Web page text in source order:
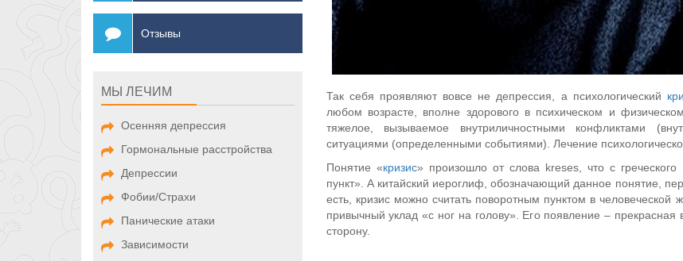
Отзывы
МЫ ЛЕЧИМ
Осенняя депрессия
Гормональные расстройства
Депрессии
Фобии/Страхи
Панические атаки
Зависимости
Так себя проявляют вовсе не депрессия, а психологический
любом возрасте, вполне здорового в психическом и
тяжелое, вызываемое внутриличностными конфликтами
ситуациями (определенными событиями). Лечение
Понятие «кризис» произошло от слова kreses, что с
пункт». А китайский иероглиф, обозначающий данное понятие,
есть, кризис можно считать поворотным пунктом в
привычный уклад «с ног на голову». Его появление –
сторону.